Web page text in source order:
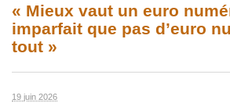
« Mieux vaut un euro
imparfait que pas d’euro
tout »
19 juin 2026